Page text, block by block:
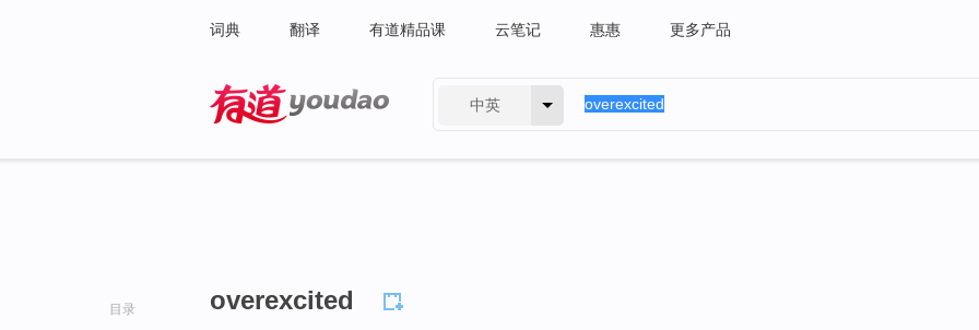
词典 翻译 有道精品课 云笔记 惠惠 更多产品
中英
目录 overexcited